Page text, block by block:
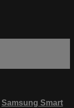
Samsung Smart